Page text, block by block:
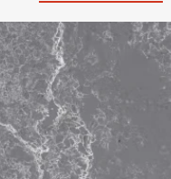
sohada faoliyat
ishlov